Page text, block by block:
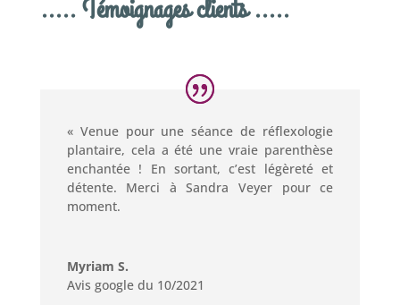
..... Témoignages clients .....
« Venue pour une séance de réflexologie
plantaire, cela a été une vraie parenthèse
enchantée ! En sortant, c’est légèreté et
détente. Merci à Sandra Veyer pour ce
moment.
Myriam S.
Avis google du 10/2021